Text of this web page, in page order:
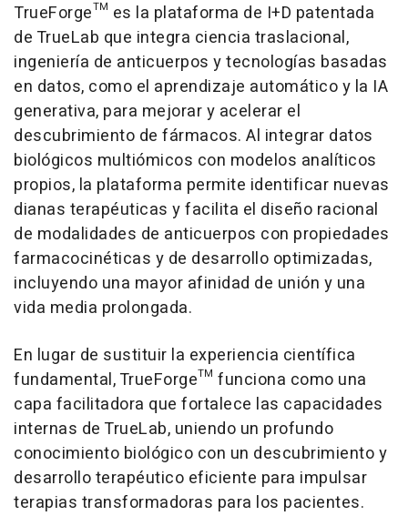
TrueForge™ es la plataforma de I+D patentada
de TrueLab que integra ciencia traslacional,
ingeniería de anticuerpos y tecnologías basadas
en datos, como el aprendizaje automático y la IA
generativa, para mejorar y acelerar el
descubrimiento de fármacos. Al integrar datos
biológicos multiómicos con modelos analíticos
propios, la plataforma permite identificar nuevas
dianas terapéuticas y facilita el diseño racional
de modalidades de anticuerpos con propiedades
farmacocinéticas y de desarrollo optimizadas,
incluyendo una mayor afinidad de unión y una
vida media prolongada.
En lugar de sustituir la experiencia científica
fundamental, TrueForge™ funciona como una
capa facilitadora que fortalece las capacidades
internas de TrueLab, uniendo un profundo
conocimiento biológico con un descubrimiento y
desarrollo terapéutico eficiente para impulsar
terapias transformadoras para los pacientes.